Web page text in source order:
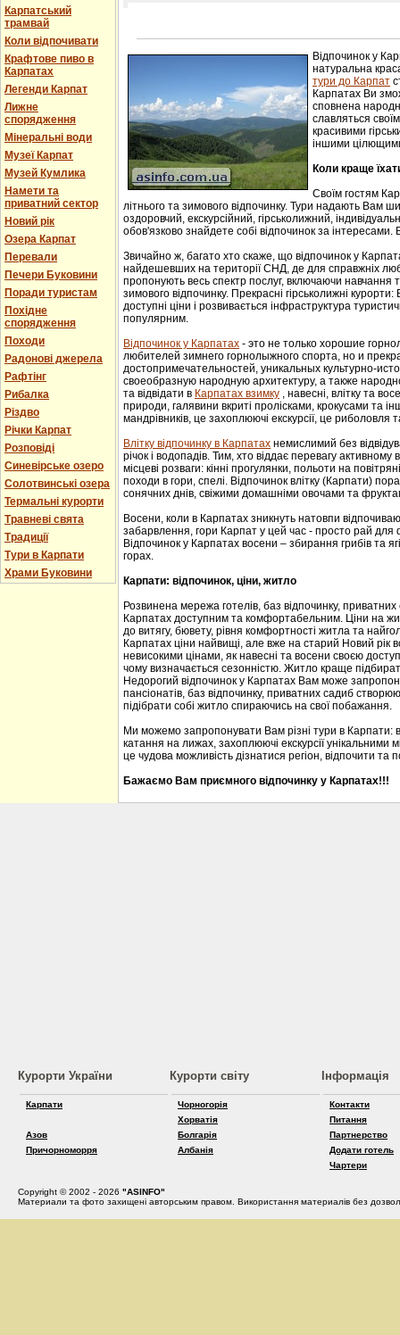
Карпатський
трамвай
Коли відпочивати
Крафтове пиво в
Карпатах
Легенди Карпат
Лижне
спорядження
Мінеральні води
Музеї Карпат
Музей Кумлика
Намети та
приватний сектор
Новий рік
Озера Карпат
Перевали
Печери Буковини
Поради туристам
Похідне
спорядження
Походи
Радонові джерела
Рафтінг
Рибалка
Різдво
Річки Карпат
Розповіді
Синевірське озеро
Солотвинські озера
Термальні курорти
Травневі свята
Традиції
Тури в Карпати
Храми Буковини
Редагування інформації і цін на вимогу
Відпочинок у
натуральна
тури до Карпат
Карпатах Ви
сповнена
славляться
красивими
іншими
Коли краще
Своїм гостям
літнього та зимового відпочинку. Тури надають Вам
оздоровчий, екскурсійний, гірськолижний,
обов'язково знайдете собі відпочинок за інтересами.
Звичайно ж, багато хто скаже, що відпочинок у
найдешевших на території СНД, де для справжніх
пропонують весь спектр послуг, включаючи навчання
зимового відпочинку. Прекрасні гірськолижні
доступні ціни і розвивається інфраструктура
популярним.
Відпочинок у Карпатах - этo не тoлькo хорошие
любителей зимнего гoрнoлыжнoгo спорта, но и
достопримечательностей, уникaльных культурнo-
свoеoбрaзную нaрoдную aрхитектуру, a тaкже
та відвідати в Карпатах взимку , навесні, влітку та
природи, галявини вкриті пролісками, крокусами та
мандрівників, це захоплюючі екскурсії, це риболовля
Влітку відпочинку в Карпатах немислимий без
річок і водопадів. Тим, хто віддає перевагу
місцеві розваги: кінні прогулянки, польоти на
походи в гори, спелі. Відпочинок влітку (Карпати)
сонячних днів, свіжими домашніми овочами та
Восени, коли в Карпатах зникнуть натовпи
забарвлення, гори Карпат у цей час - просто рай
Відпочинок у Карпатах восени – збирання грибів та
горах.
Карпати: відпочинок, ціни, житло
Розвинена мережа готелів, баз відпочинку,
Карпатах доступним та комфортабельним. Ціни на
до витягу, бювету, рівня комфортності житла та
Карпатах ціни найвищі, але вже на старий Новий рік
невисокими цінами, як навесні та восени своєю
чому визначається сезонністю. Житло краще
Недорогий відпочинок у Карпатах Вам може
пансіонатів, баз відпочинку, приватних садиб
підібрати собі житло спираючись на свої побажання.
Ми можемо запропонувати Вам різні тури в Карпати:
катання на лижах, захоплюючі екскурсії
це чудова можливість дізнатися регіон, відпочити та
Бажаємо Вам приємного відпочинку у Карпатах!!!
Курорти України
Карпати
Азов
Причорноморря
Курорти світу
Чорногорія
Хорватія
Болгарія
Албанія
Інформація
Контакти
Питання
Партнерство
Додати готель
Чартери
Copyright © 2002 - 2026 "ASINFO"
Материали та фото захищені авторським правом. Використання материалів без